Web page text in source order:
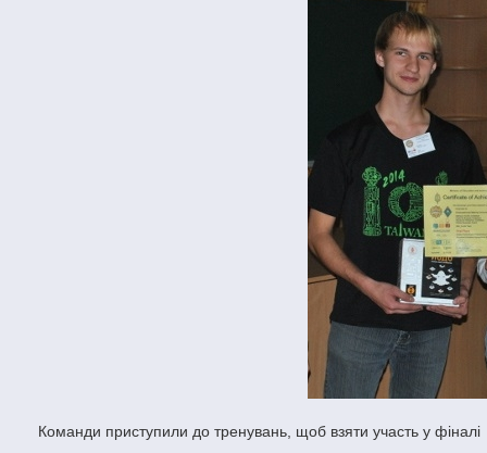
Команди приступили до тренувань, щоб взяти участь у фіналі